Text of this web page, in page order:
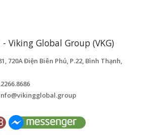
Viking Global Group (VKG)
720A Điện Biên Phủ, P.22, Bình Thạnh,